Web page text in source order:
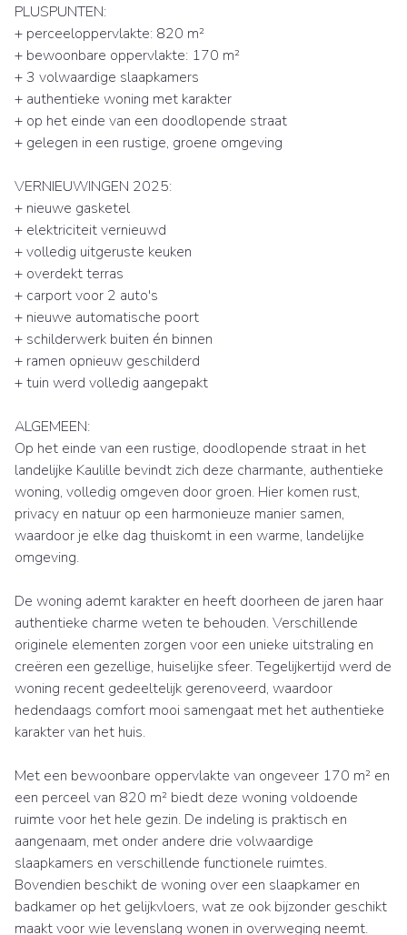
PLUSPUNTEN:
+ perceeloppervlakte: 820 m²
+ bewoonbare oppervlakte: 170 m²
+ 3 volwaardige slaapkamers
+ authentieke woning met karakter
+ op het einde van een doodlopende straat
+ gelegen in een rustige, groene omgeving
VERNIEUWINGEN 2025:
+ nieuwe gasketel
+ elektriciteit vernieuwd
+ volledig uitgeruste keuken
+ overdekt terras
+ carport voor 2 auto's
+ nieuwe automatische poort
+ schilderwerk buiten én binnen
+ ramen opnieuw geschilderd
+ tuin werd volledig aangepakt
ALGEMEEN:
Op het einde van een rustige, doodlopende straat in het
landelijke Kaulille bevindt zich deze charmante, authentieke
woning, volledig omgeven door groen. Hier komen rust,
privacy en natuur op een harmonieuze manier samen,
waardoor je elke dag thuiskomt in een warme, landelijke
omgeving.
De woning ademt karakter en heeft doorheen de jaren haar
authentieke charme weten te behouden. Verschillende
originele elementen zorgen voor een unieke uitstraling en
creëren een gezellige, huiselijke sfeer. Tegelijkertijd werd de
woning recent gedeeltelijk gerenoveerd, waardoor
hedendaags comfort mooi samengaat met het authentieke
karakter van het huis.
Met een bewoonbare oppervlakte van ongeveer 170 m² en
een perceel van 820 m² biedt deze woning voldoende
ruimte voor het hele gezin. De indeling is praktisch en
aangenaam, met onder andere drie volwaardige
slaapkamers en verschillende functionele ruimtes.
Bovendien beschikt de woning over een slaapkamer en
badkamer op het gelijkvloers, wat ze ook bijzonder geschikt
maakt voor wie levenslang wonen in overweging neemt.